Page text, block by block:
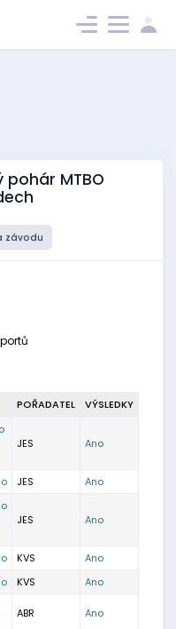
pohár MTBO
závodu
POŘADATEL VÝSLEDKY
JES Ano
JES Ano
JES Ano
KVS
Ano
KVS Ano
ABR Ano